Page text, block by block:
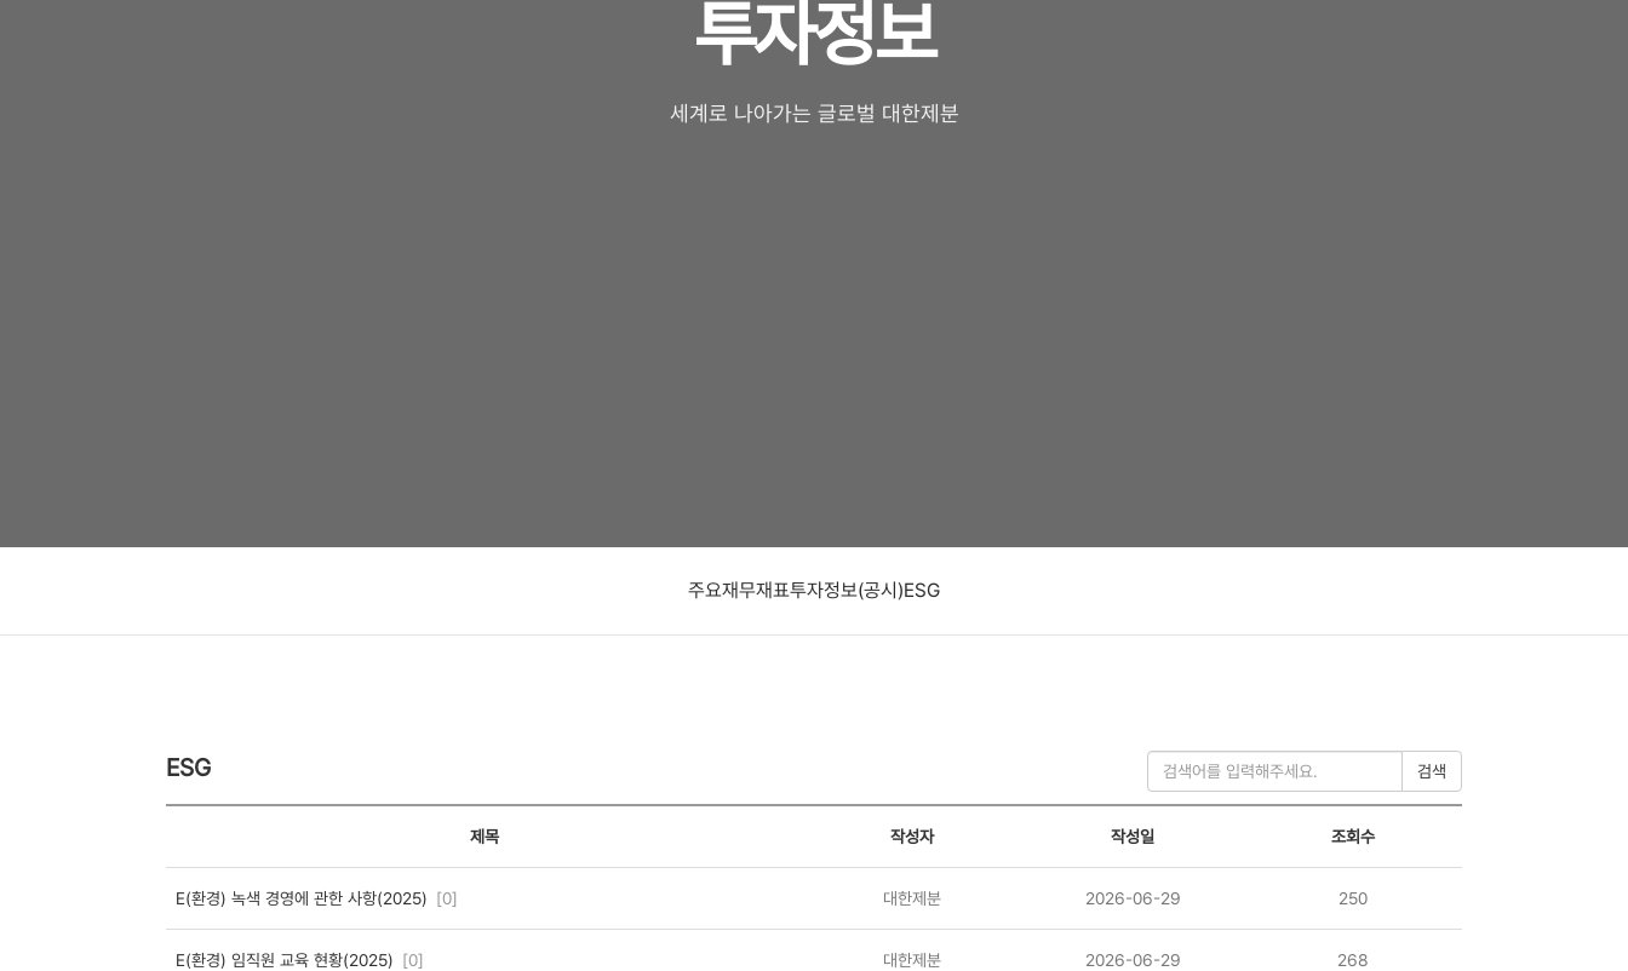
투자정보
세계로 나아가는 글로벌 대한제분
주요재무재표투자정보(공시)ESG
ESG 검색
제목 작성자 작성일 조회수
E(환경) 녹색 경영에 관한 사항(2025) [0] 대한제분 2026-06-29 250
E(환경) 임직원 교육 현황(2025) [0] 대한제분 2026-06-29 268